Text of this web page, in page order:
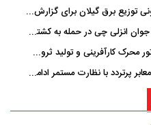
پاداش ۳۰۰ میلیونی توزیع برق گیلان برای گزارش ماینرهای غیرمجاز
شهادت دریانورد جوان انزلی چی در حمله به کشتی تجاری در دریای کاسپین
مهارت‌آموزی موتور محرک کارآفرینی و تولید ثروت است
شوقی: بهسازی معابر پرتردد با نظارت مستمر ادامه دارد